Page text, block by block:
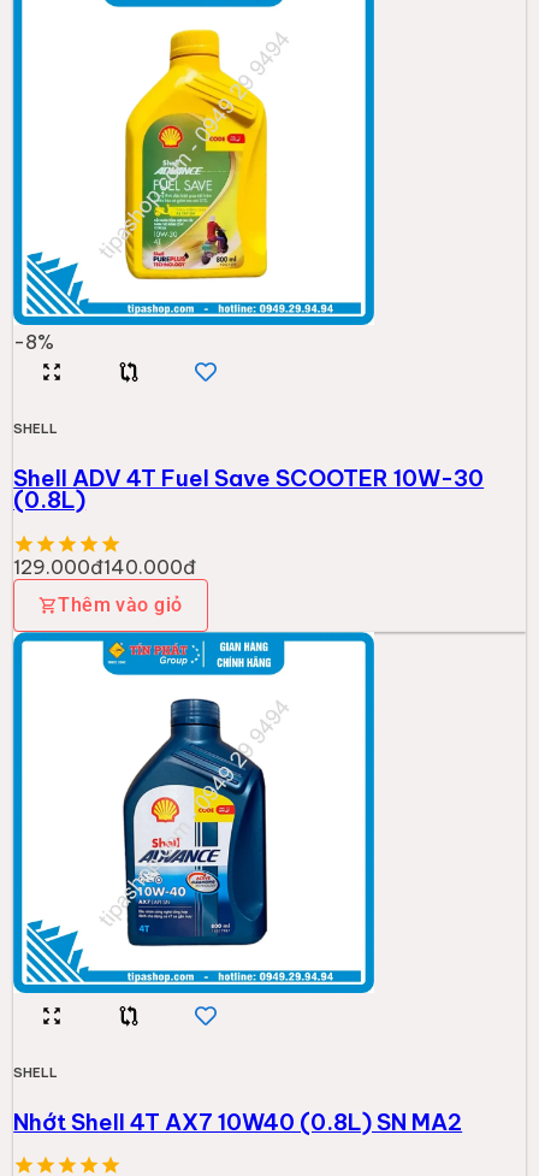
-8%
SHELL
Shell ADV 4T Fuel Save SCOOTER 10W-30
(0.8L)
129.000đ140.000đ
Thêm vào giỏ
SHELL
Nhớt Shell 4T AX7 10W40 (0.8L) SN MA2